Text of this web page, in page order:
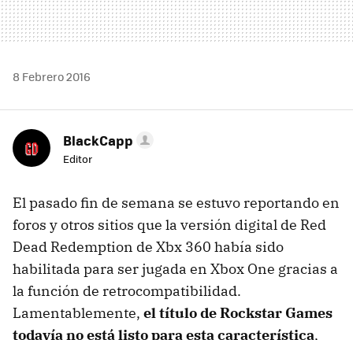
8 Febrero 2016
BlackCapp
Editor
El pasado fin de semana se estuvo reportando en
foros y otros sitios que la versión digital de Red
Dead Redemption de Xbx 360 había sido
habilitada para ser jugada en Xbox One gracias a
la función de retrocompatibilidad.
Lamentablemente, el título de Rockstar Games
todavía no está listo para esta característica,